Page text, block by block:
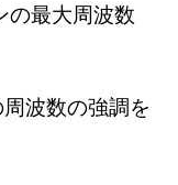
の最大周波数
波数の強調を